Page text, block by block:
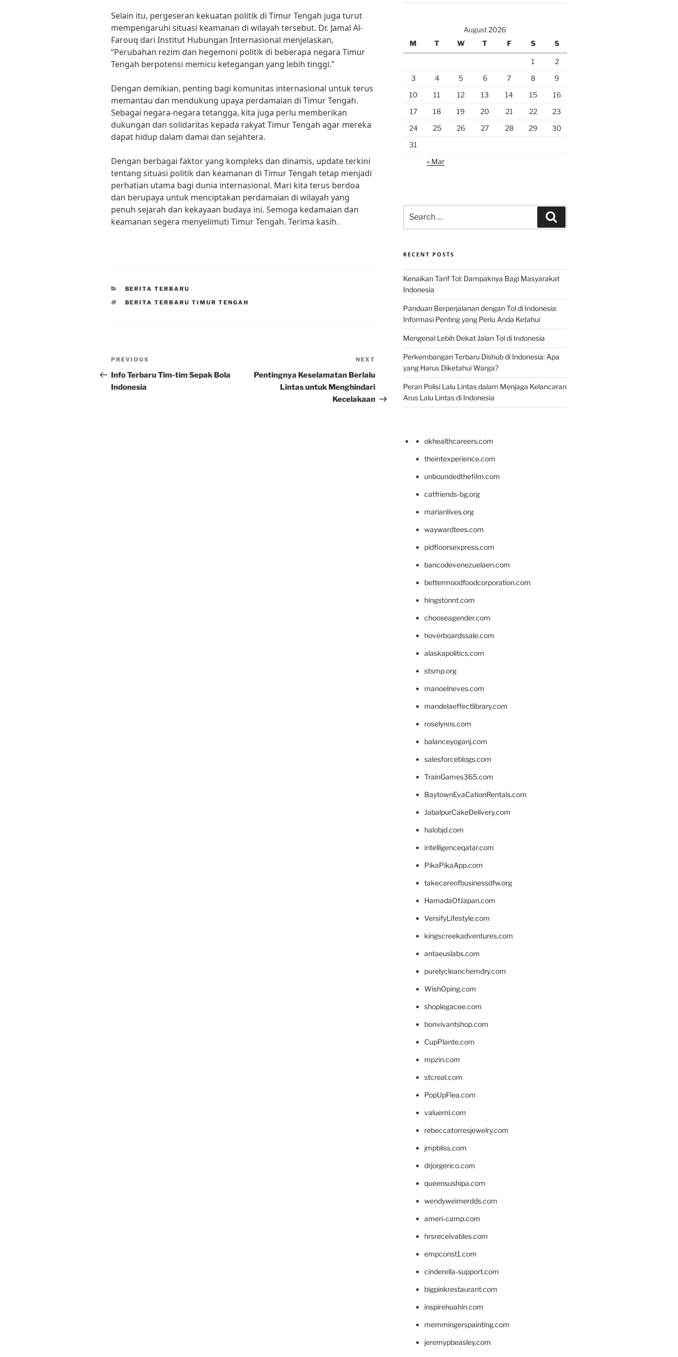
Selain itu, pergeseran kekuatan politik di Timur Tengah juga turut
mempengaruhi situasi keamanan di wilayah tersebut. Dr. Jamal Al-
Farouq dari Institut Hubungan Internasional menjelaskan,
“Perubahan rezim dan hegemoni politik di beberapa negara Timur
Tengah berpotensi memicu ketegangan yang lebih tinggi.”
Dengan demikian, penting bagi komunitas internasional untuk terus
memantau dan mendukung upaya perdamaian di Timur Tengah.
Sebagai negara-negara tetangga, kita juga perlu memberikan
dukungan dan solidaritas kepada rakyat Timur Tengah agar mereka
dapat hidup dalam damai dan sejahtera.
Dengan berbagai faktor yang kompleks dan dinamis, update terkini
tentang situasi politik dan keamanan di Timur Tengah tetap menjadi
perhatian utama bagi dunia internasional. Mari kita terus berdoa
dan berupaya untuk menciptakan perdamaian di wilayah yang
penuh sejarah dan kekayaan budaya ini. Semoga kedamaian dan
keamanan segera menyelimuti Timur Tengah. Terima kasih.
CATEGORIES
BERITA TERBARU
TAGS
BERITA TERBARU TIMUR TENGAH
Post
navigation
Previous
Post
PREVIOUS
Info Terbaru Tim-tim Sepak Bola
Indonesia
Post
NEXT
Pentingnya Keselamatan Berlalu
Lintas untuk Menghindari
Kecelakaan
August 2026
M
T W T F S S
1
2
3
4 5 6 7 8
9
10
11 12 13 14 15
16
17
18 19 20 21 22
23
24
25 26 27 28 29
30
31
« Mar
for:
RECENT POSTS
Kenaikan Tarif Tol: Dampaknya Bagi Masyarakat
Indonesia
Panduan Berperjalanan dengan Tol di Indonesia:
Informasi Penting yang Perlu Anda Ketahui
Mengenal Lebih Dekat Jalan Tol di Indonesia
Perkembangan Terbaru Dishub di Indonesia: Apa
yang Harus Diketahui Warga?
Peran Polisi Lalu Lintas dalam Menjaga Kelancaran
Arus Lalu Lintas di Indonesia
okhealthcareers.com
theintexperience.com
unboundedthefilm.com
catfriends-bg.org
marianlives.org
waywardtees.com
pidfloorsexpress.com
bancodevenezuelaen.com
bettermoodfoodcorporation.com
hingstonnt.com
chooseagender.com
hoverboardssale.com
alaskapolitics.com
stsmp.org
manoelneves.com
mandelaeffectlibrary.com
roselynns.com
balanceyoganj.com
salesforceblogs.com
TrainGames365.com
BaytownEvaCationRentals.com
JabalpurCakeDelivery.com
halobjd.com
intelligenceqatar.com
PikaPikaApp.com
takecareofbusinessdfw.org
HamadaOfJapan.com
VersifyLifestyle.com
kingscreekadventures.com
antaeuslabs.com
purelycleanchemdry.com
WishOping.com
shoplegacee.com
bonvivantshop.com
CupPlante.com
mpzin.com
stcreal.com
PopUpFlea.com
valueml.com
rebeccatorresjewelry.com
jmpbliss.com
drjorgerico.com
queensushipa.com
wendyweimerdds.com
ameri-camp.com
hrsreceivables.com
empconst1.com
cinderella-support.com
bigpinkrestaurant.com
inspirehuahin.com
memmingerspainting.com
jeremypbeasley.com